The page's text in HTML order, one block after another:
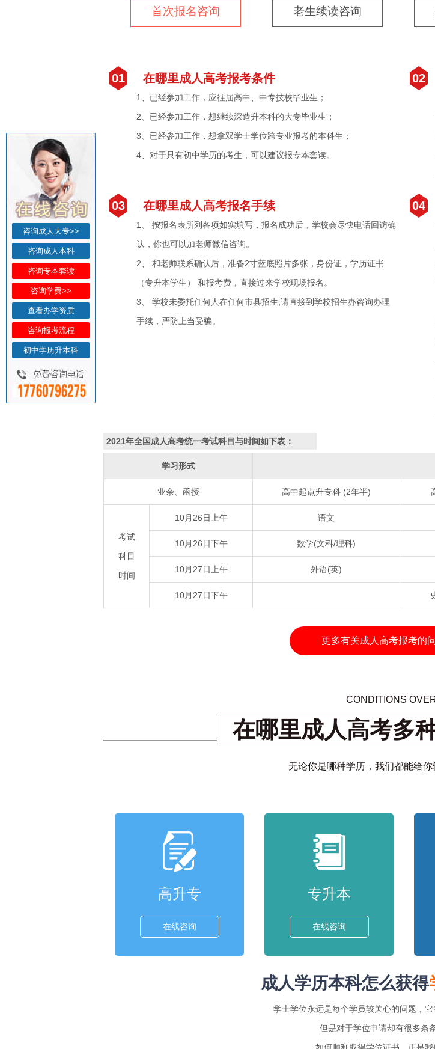
首次报名咨询 老生续读咨询
01 在哪里成人高考报考条件
1、已经参加工作，应往届高中、中专技校毕业生；
2、已经参加工作，想继续深造升本科的大专毕业生；
3、已经参加工作，想拿双学士学位跨专业报考的本科生；
4、对于只有初中学历的考生，可以建议报专本套读。
02
03 在哪里成人高考报名手续
1、 按报名表所列各项如实填写，报名成功后，学校会尽快电话回访确
认，你也可以加老师微信咨询。
2、 和老师联系确认后，准备2寸蓝底照片多张，身份证，学历证书
（专升本学生） 和报考费，直接过来学校现场报名。
3、 学校未委托任何人在任何市县招生,请直接到学校招生办咨询办理
手续，严防上当受骗。
04
2021年全国成人高考统一考试科目与时间如下表：
学习形式
业余、函授 高中起点升专科 (2年半)
考试
科目
时间
10月26日上午 语文
10月26日下午 数学(文科/理科)
10月27日上午 外语(英)
10月27日下午
更多有关成人高考报考的
CONDITIONS
在哪里成人高考多
无论你是哪种学历，我们都能给
高升专
在线咨询
专升本
在线咨询
成人学历本科怎么获得
学士学位永远是每个学员较关心的问题，
但是对于学位申请却有很多条
咨询成人大专>>
咨询成人本科
咨询专本套读
咨询学费>>
查看办学资质
咨询报考流程
初中学历升本科